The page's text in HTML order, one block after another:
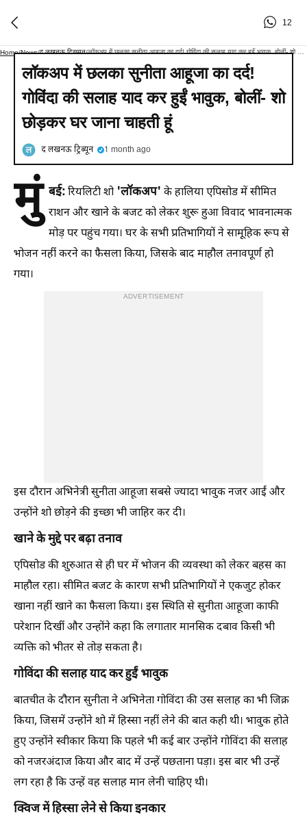
12
Home/News/द लखनऊ ट्रिब्यून/
लॉकअप में छलका सुनीता आहूजा का दर्द!
गोविंदा की सलाह याद कर हुईं भावुक, बोलीं- शो
छोड़कर घर जाना चाहती हूं
द लखनऊ ट्रिब्यून 1 month ago
मुं बई:रियलिटी शो 'लॉकअप' के हालिया एपिसोड में सीमित
राशन और खाने के बजट को लेकर शुरू हुआ विवाद भावनात्मक
मोड़ पर पहुंच गया। घर के सभी प्रतिभागियों ने सामूहिक रूप से
भोजन नहीं करने का फैसला किया, जिसके बाद माहौल तनावपूर्ण हो
गया।
ADVERTISEMENT
इस दौरान अभिनेत्री सुनीता आहूजा सबसे ज्यादा भावुक नजर आईं और
उन्होंने शो छोड़ने की इच्छा भी जाहिर कर दी।
खाने के मुद्दे पर बढ़ा तनाव
एपिसोड की शुरुआत से ही घर में भोजन की व्यवस्था को लेकर बहस का
माहौल रहा। सीमित बजट के कारण सभी प्रतिभागियों ने एकजुट होकर
खाना नहीं खाने का फैसला किया। इस स्थिति से सुनीता आहूजा काफी
परेशान दिखीं और उन्होंने कहा कि लगातार मानसिक दबाव किसी भी
व्यक्ति को भीतर से तोड़ सकता है।
गोविंदा की सलाह याद कर हुईं भावुक
बातचीत के दौरान सुनीता ने अभिनेता गोविंदा की उस सलाह का भी जिक्र
किया, जिसमें उन्होंने शो में हिस्सा नहीं लेने की बात कही थी। भावुक होते
हुए उन्होंने स्वीकार किया कि पहले भी कई बार उन्होंने गोविंदा की सलाह
को नजरअंदाज किया और बाद में उन्हें पछताना पड़ा। इस बार भी उन्हें
लग रहा है कि उन्हें वह सलाह मान लेनी चाहिए थी।
क्विज में हिस्सा लेने से किया इनकार